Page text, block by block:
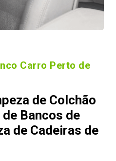
Carro Perto de
de Colchão
Bancos de
de Cadeiras de